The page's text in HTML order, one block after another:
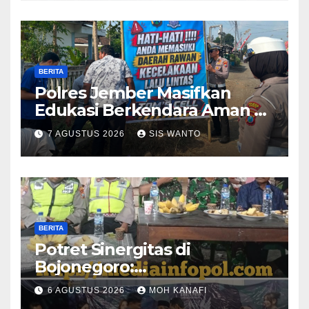
BERITA
Polres Jember Masifkan
Edukasi Berkendara Aman di
Titik Rawan Kecelakaan
7 AGUSTUS 2026 SIS WANTO
BERITA
​Potret Sinergitas di
Bojonegoro:
Bhabinkamtibmas dan
Babinsa Hadir Lecehkan
6 AGUSTUS 2026 MOH KANAFI